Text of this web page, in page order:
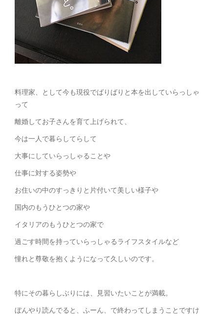
料理家、として今も現役でばりばりと本を出していらっしゃ
って
離婚してお子さんを育て上げられて、
今は一人で暮らしてらして
大事にしていらっしゃることや
仕事に対する姿勢や
お住いの中のすっきりと片付いて美しい様子や
国内のもうひとつの家や
イタリアのもうひとつの家で
過ごす時間を持っていらっしゃるライフスタイルなど
憧れと尊敬を抱くようになって久しいのです。
特にその暮らしぶりには、見習いたいことが満載。
ぼんやり読んでると、ふーん、で終わってしまうことですけ